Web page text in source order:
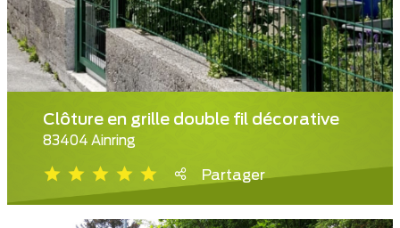
Clôture en grille double fil décorative
83404 Ainring
Partager